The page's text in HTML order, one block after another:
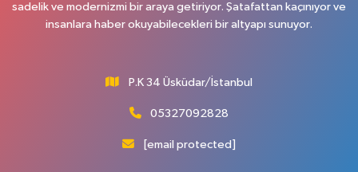
sadelik ve modernizmi bir araya getiriyor. Şatafattan kaçınıyor ve
insanlara haber okuyabilecekleri bir altyapı sunuyor.
P.K 34 Üsküdar/İstanbul
05327092828
[email protected]